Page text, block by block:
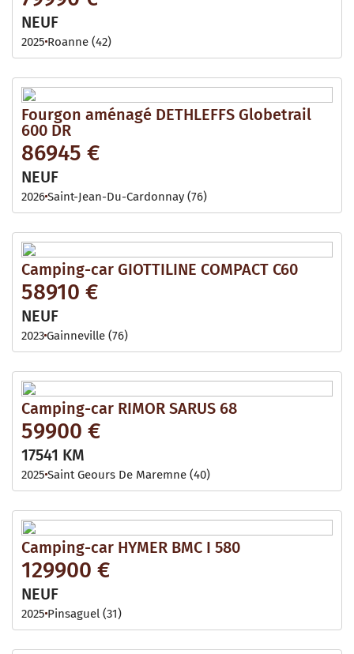
NEUF
2025 Roanne (42)
Fourgon aménagé DETHLEFFS Globetrail
600 DR
86945 €
NEUF
2026Saint-Jean-Du-Cardonnay (76)
Camping-car GIOTTILINE COMPACT C60
58910 €
NEUF
2023Gainneville (76)
Camping-car RIMOR SARUS 68
59900 €
17541 KM
2025 Saint Geours De Maremne (40)
Camping-car HYMER BMC I 580
129900 €
NEUF
2025 Pinsaguel (31)